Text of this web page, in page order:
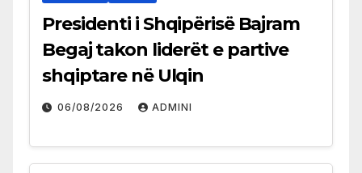
Presidenti i Shqipërisë Bajram
Begaj takon liderët e partive
shqiptare në Ulqin
06/08/2026 ADMINI